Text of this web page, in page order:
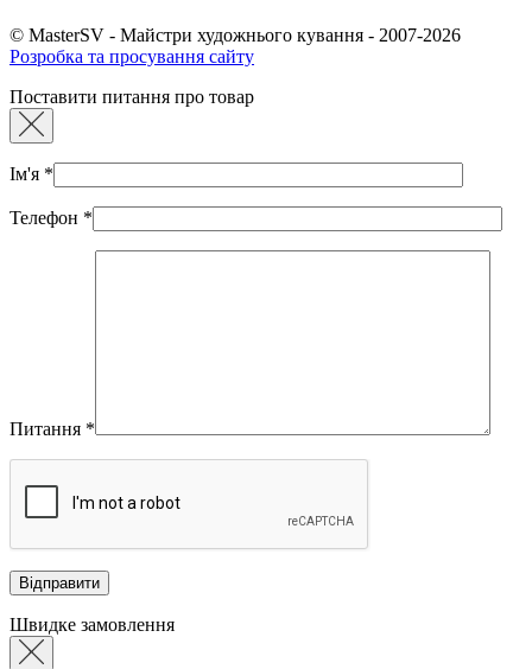
© MasterSV - Майстри художнього кування - 2007-2026
Розробка та просування сайту
Поставити питання про товар
Ім'я *
Телефон *
Питання *
Швидке замовлення